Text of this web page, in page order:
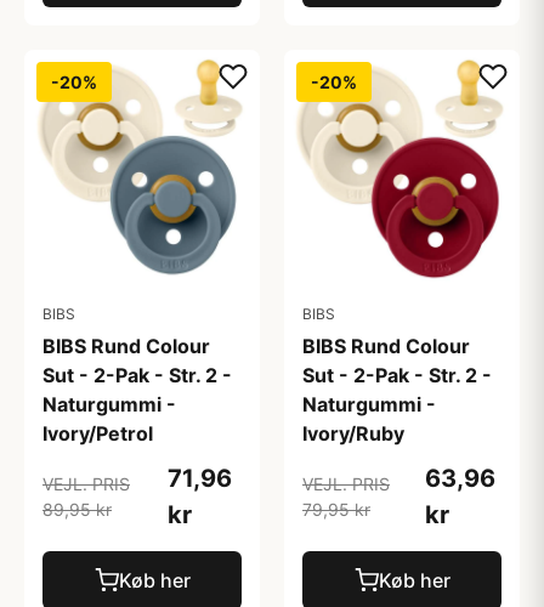
-20%
BIBS
BIBS Rund Colour
Sut - 2-Pak - Str. 2 -
Naturgummi -
Ivory/Petrol
VEJL. PRIS
89,95 kr
71,96
kr
Køb her
-20%
BIBS
BIBS Rund Colour
Sut - 2-Pak - Str. 2 -
Naturgummi -
Ivory/Ruby
VEJL. PRIS
79,95 kr
63,96
kr
Køb her